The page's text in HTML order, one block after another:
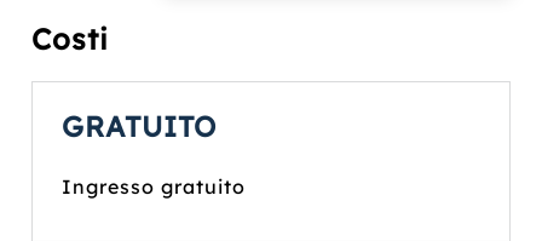
Costi
GRATUITO
Ingresso gratuito